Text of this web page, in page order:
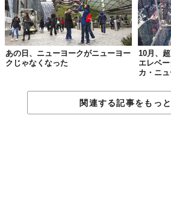
あの日、ニューヨークがニューヨー
クじゃなくなった
10月、
エレベ
カ・ニュ
関連する記事をもっ